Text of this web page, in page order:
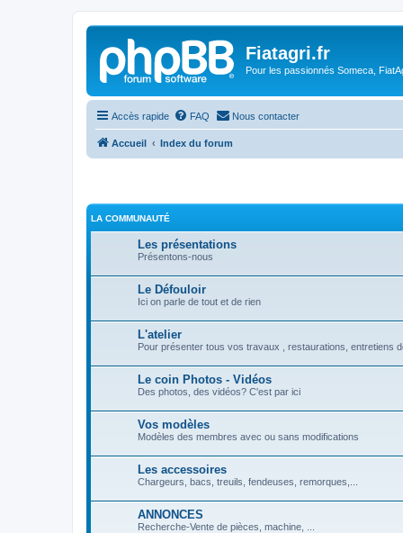
Fiatagri.fr
Pour les passionnés Someca,
Accès rapide FAQ Nous contacter
Accueil Index du forum
LA COMMUNAUTÉ
Les présentations
Présentons-nous
Le Défouloir
Ici on parle de tout et de rien
L'atelier
Pour présenter tous vos travaux , restaurations, entretiens
Le coin Photos - Vidéos
Des photos, des vidéos? C'est par ici
Vos modèles
Modèles des membres avec ou sans modifications
Les accessoires
Chargeurs, bacs, treuils, fendeuses, remorques,...
ANNONCES
Recherche-Vente de pièces, machine, ...